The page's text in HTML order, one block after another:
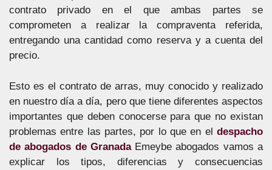
contrato privado en el que ambas partes se
comprometen a realizar la compraventa referida,
entregando una cantidad como reserva y a cuenta del
precio.
Esto es el contrato de arras, muy conocido y realizado
en nuestro día a día, pero que tiene diferentes aspectos
importantes que deben conocerse para que no existan
problemas entre las partes, por lo que en el despacho
de abogados de GranadaEmeybe abogados vamos a
explicar los tipos, diferencias y consecuencias